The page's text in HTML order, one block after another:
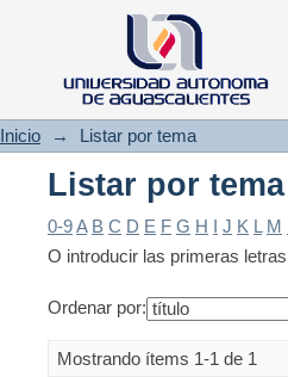
Listar por
Inicio → Listar por tema
Listar por
0-9A B C D E F G H I J K L M
O introducir las primeras
Ordenar por:
Mostrando ítems 1-1 de 1